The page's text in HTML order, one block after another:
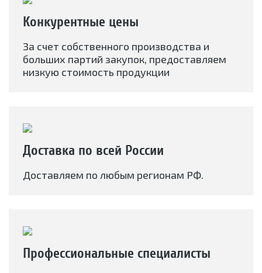
Конкурентные цены
За счет собственного производства и
больших партий закупок, предоставляем
низкую стоимость продукции
Доставка по всей России
Доставляем по любым регионам РФ.
Профессиональные специалисты